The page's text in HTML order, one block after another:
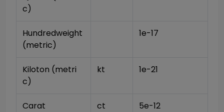
c)
Hundredweight
(metric)
1e-17
Kiloton (metri
c)
kt 1e-21
Carat ct 5e-12